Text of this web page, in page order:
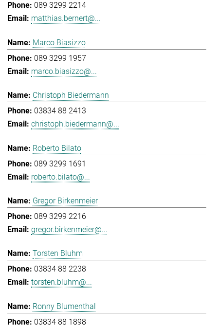
089 3299 2214
matthias.bernert@...
Marco Biasizzo
089 3299 1957
marco.biasizzo@...
Christoph Biedermann
03834 88 2413
christoph.biedermann@...
Roberto Bilato
089 3299 1691
roberto.bilato@...
Gregor Birkenmeier
089 3299 2216
gregor.birkenmeier@...
Torsten Bluhm
03834 88 2238
torsten.bluhm@...
Ronny Blumenthal
03834 88 1898